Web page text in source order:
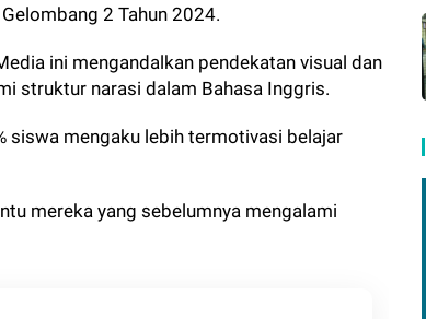
2 Tahun 2024.
ini mengandalkan pendekatan visual dan
struktur narasi dalam Bahasa Inggris.
siswa mengaku lebih termotivasi belajar
mereka yang sebelumnya mengalami